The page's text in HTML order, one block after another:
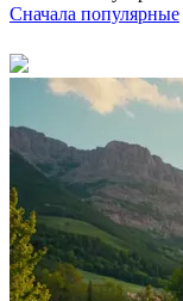
Сначала популярные